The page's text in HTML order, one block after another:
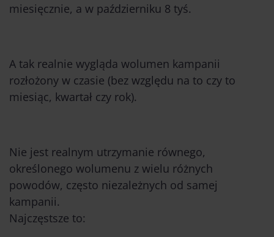
miesięcznie, a w październiku 8 tyś.
A tak realnie wygląda wolumen kampanii
rozłożony w czasie (bez względu na to czy to
miesiąc, kwartał czy rok).
Nie jest realnym utrzymanie równego,
określonego wolumenu z wielu różnych
powodów, często niezależnych od samej
kampanii.
Najczęstsze to: